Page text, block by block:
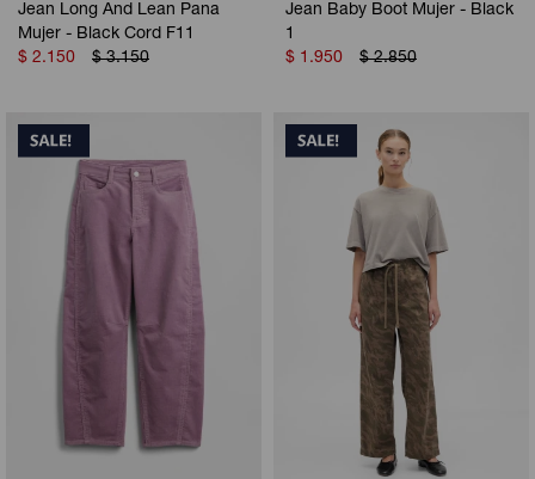
Jean Long And Lean Pana
Mujer - Black Cord F11
$ 2.150 $ 3.150
Jean Baby Boot Mujer - Black
1
$ 1.950 $ 2.850